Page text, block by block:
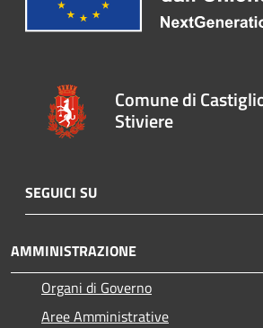
Comune di
Stiviere
SEGUICI SU
AMMINISTRAZIONE
Organi di Governo
Aree Amministrative